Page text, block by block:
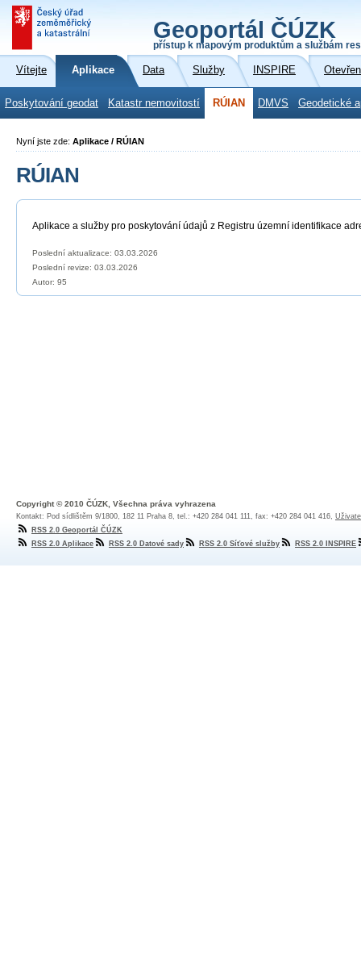
Geoportál ČÚZK
přístup k mapovým produktům a službám
Vítejte Aplikace Data Služby INSPIRE
Poskytování geodat Katastr nemovitostí RÚIAN DMVS Geodetické
Nyní jste zde: Aplikace / RÚIAN
RÚIAN
Aplikace a služby pro poskytování údajů z Registru územní identifikace
Poslední aktualizace: 03.03.2026
Poslední revize: 03.03.2026
Autor: 95
Copyright © 2010 ČÚZK, Všechna práva vyhrazena
Kontakt: Pod sídlištěm 9/1800, 182 11 Praha 8, tel.: +420 284 041 111, fax: +420 284 041 416,
RSS 2.0 Geoportál ČÚZK
RSS 2.0 Aplikace
RSS 2.0 Datové sady RSS 2.0 Síťové služby RSS 2.0 INSPIRE